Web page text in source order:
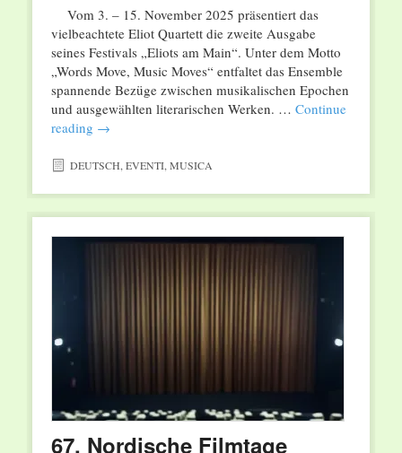
Vom 3. – 15. November 2025 präsentiert das
vielbeachtete Eliot Quartett die zweite Ausgabe
seines Festivals „Eliots am Main“. Unter dem Motto
„Words Move, Music Moves“ entfaltet das Ensemble
spannende Bezüge zwischen musikalischen Epochen
und ausgewählten literarischen Werken. … Continue
reading →
DEUTSCH EVENTI, MUSICA
67. Nordische Filmtage